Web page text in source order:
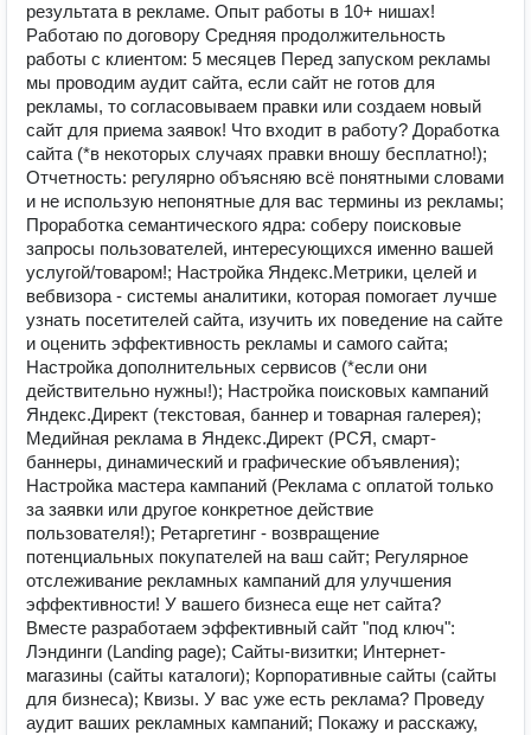
результата в рекламе. Опыт работы в 10+ нишах!
Работаю по договору Средняя продолжительность
работы с клиентом: 5 месяцев Перед запуском рекламы
мы проводим аудит сайта, если сайт не готов для
рекламы, то согласовываем правки или создаем новый
сайт для приема заявок! Что входит в работу? Доработка
сайта (*в некоторых случаях правки вношу бесплатно!);
Отчетность: регулярно объясняю всё понятными словами
и не использую непонятные для вас термины из рекламы;
Проработка семантического ядра: соберу поисковые
запросы пользователей, интересующихся именно вашей
услугой/товаром!; Настройка Яндекс.Метрики, целей и
вебвизора - системы аналитики, которая помогает лучше
узнать посетителей сайта, изучить их поведение на сайте
и оценить эффективность рекламы и самого сайта;
Настройка дополнительных сервисов (*если они
действительно нужны!); Настройка поисковых кампаний
Яндекс.Директ (текстовая, баннер и товарная галерея);
Медийная реклама в Яндекс.Директ (РСЯ, смарт-
баннеры, динамический и графические объявления);
Настройка мастера кампаний (Реклама с оплатой только
за заявки или другое конкретное действие
пользователя!); Ретаргетинг - возвращение
потенциальных покупателей на ваш сайт; Регулярное
отслеживание рекламных кампаний для улучшения
эффективности! У вашего бизнеса еще нет сайта?
Вместе разработаем эффективный сайт "под ключ":
Лэндинги (Lаnding раgе); Сайты-визитки; Интернет-
магазины (сайты каталоги); Корпоративные сайты (сайты
для бизнеса); Квизы. У вас уже есть реклама? Проведу
аудит ваших рекламных кампаний; Покажу и расскажу,